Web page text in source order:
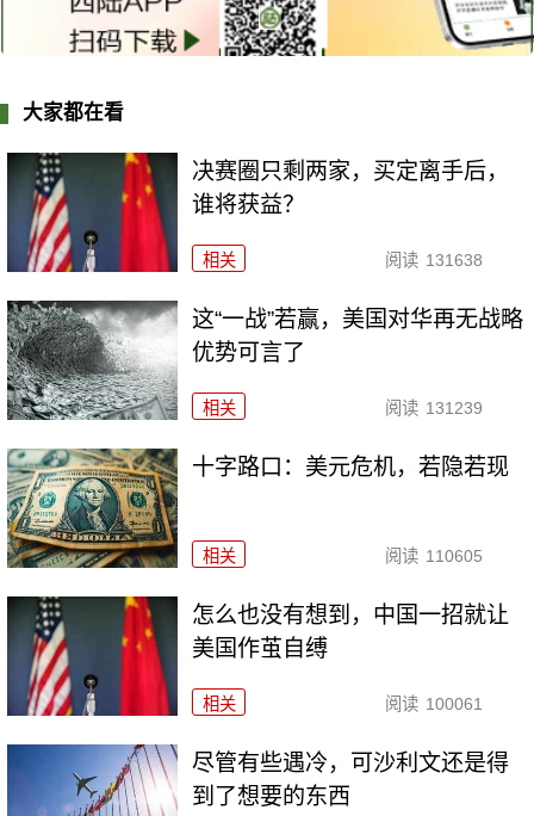
大家都在看
决赛圈只剩两家，买定离手后，
谁将获益？
相关 阅读 131638
这“一战”若赢，美国对华再无战略
优势可言了
相关 阅读 131239
十字路口：美元危机，若隐若现
相关 阅读 110605
怎么也没有想到，中国一招就让
美国作茧自缚
相关 阅读 100061
尽管有些遇冷，可沙利文还是得
到了想要的东西